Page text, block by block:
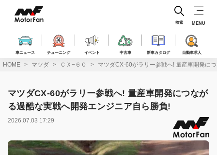
ス
車ニュース チューニング イベント 中古車 新車カタログ 自動車求人
検索 MENU
HOME マツダ ＣＸ−６０ マツダCX-60がラリー参戦へ! 量産車開発に
マツダCX-60がラリー参戦へ! 量産車開発につなが
る過酷な実戦へ開発エンジニア自ら勝負!
2026.07.03 17:29